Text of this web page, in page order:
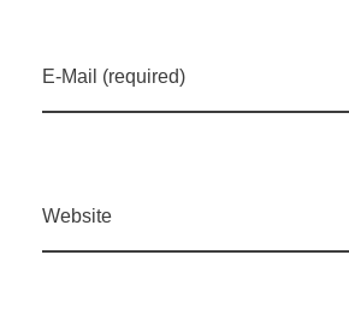
E-Mail (required)
Website